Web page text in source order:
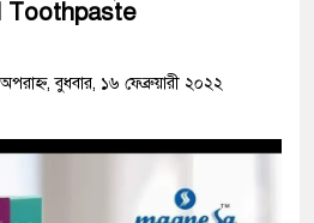
ফ্যাসিবাদবিরোধী আন্দোলনে
সিল-স্বাক্ষর জালিয়াতি চক্রের পাঁচ
Toothpaste
বুধবার, ১৬ ফেব্রুয়ারী ২০২২